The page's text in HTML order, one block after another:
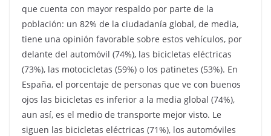
que cuenta con mayor respaldo por parte de la
población: un 82% de la ciudadanía global, de media,
tiene una opinión favorable sobre estos vehículos, por
delante del automóvil (74%), las bicicletas eléctricas
(73%), las motocicletas (59%) o los patinetes (53%). En
España, el porcentaje de personas que ve con buenos
ojos las bicicletas es inferior a la media global (74%),
aun así, es el medio de transporte mejor visto. Le
siguen las bicicletas eléctricas (71%), los automóviles